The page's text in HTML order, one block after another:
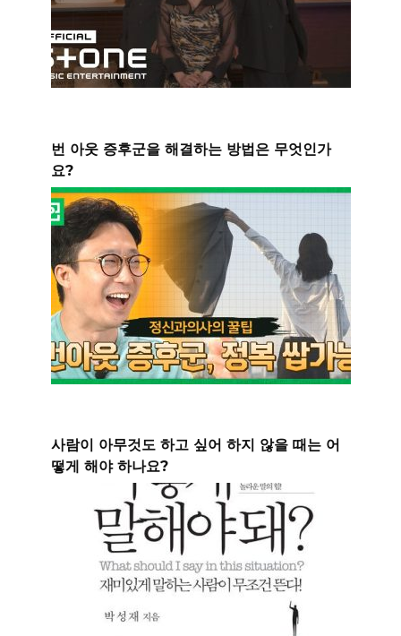
번 아웃 증후군을 해결하는 방법은 무엇인가
요?
사람이 아무것도 하고 싶어 하지 않을 때는 어
떻게 해야 하나요?